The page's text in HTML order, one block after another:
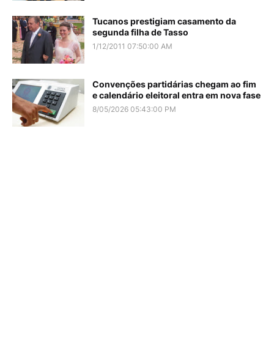
Tucanos prestigiam casamento da
segunda filha de Tasso
1/12/2011 07:50:00 AM
Convenções partidárias chegam ao fim
e calendário eleitoral entra em nova fase
8/05/2026 05:43:00 PM